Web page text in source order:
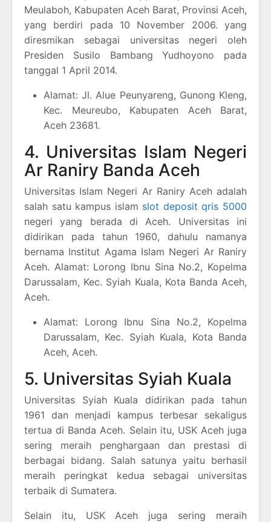
Meulaboh, Kabupaten Aceh Barat, Provinsi Aceh,
yang berdiri pada 10 November 2006. yang
diresmikan sebagai universitas negeri oleh
Presiden Susilo Bambang Yudhoyono pada
tanggal 1 April 2014.
Alamat: Jl. Alue Peunyareng, Gunong Kleng,
Kec. Meureubo, Kabupaten Aceh Barat,
Aceh 23681.
4. Universitas Islam Negeri
Ar Raniry Banda Aceh
Universitas Islam Negeri Ar Raniry Aceh adalah
salah satu kampus islam slot deposit qris 5000
negeri yang berada di Aceh. Universitas ini
didirikan pada tahun 1960, dahulu namanya
bernama Institut Agama Islam Negeri Ar Raniry
Aceh. Alamat: Lorong Ibnu Sina No.2, Kopelma
Darussalam, Kec. Syiah Kuala, Kota Banda Aceh,
Aceh.
Alamat: Lorong Ibnu Sina No.2, Kopelma
Darussalam, Kec. Syiah Kuala, Kota Banda
Aceh, Aceh.
5. Universitas Syiah Kuala
Universitas Syiah Kuala didirikan pada tahun
1961 dan menjadi kampus terbesar sekaligus
tertua di Banda Aceh. Selain itu, USK Aceh juga
sering meraih penghargaan dan prestasi di
berbagai bidang. Salah satunya yaitu berhasil
meraih peringkat kedua sebagai universitas
terbaik di Sumatera.
Selain itu, USK Aceh juga sering meraih